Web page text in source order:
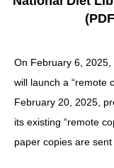
On February 6,
will launch a “remote
February 20, 2025,
its existing “remote
paper copies are sent